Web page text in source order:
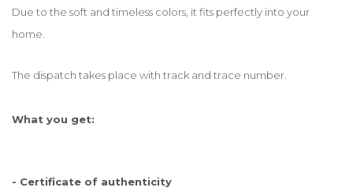
Due to the soft and timeless colors, it fits perfectly into your
home.
The dispatch takes place with track and trace number.
What you get:
- Certificate of authenticity